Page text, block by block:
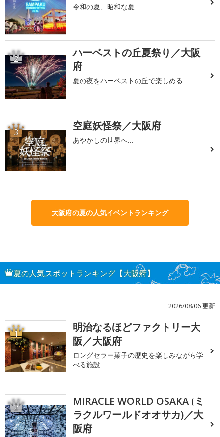
令和の夏、昭和な夏
2
ハーベストの丘夏祭り／大阪
府
夏の夜をハーベストの丘で楽しめる
3 空庭妖怪祭／大阪府
あやかしの世界へ…
大阪府の夏の人気イベントランキング
夏の人気スポットランキング【大阪府】
2026/08/06 更新
1
明治なるほどファクトリー大
阪／大阪府
ロングセラー菓子の歴史を楽しみながら学
べる施設
2
MIRACLE WORLD OSAKA (ミ
ラクルワールドオオサカ)／大
阪府